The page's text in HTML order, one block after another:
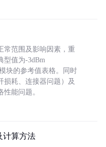
常范围及影响因素，重
型值为-3dBm
块的参考值表格。同时
损耗、连接器问题）及
能问题。
计算方法